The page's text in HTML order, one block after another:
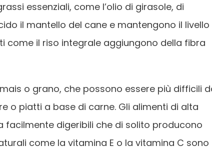
essenziali, come l’olio di girasole, di
il mantello del cane e mantengono il livello
come il riso integrale aggiungono della fibra
o grano, che possono essere più difficili
o piatti a base di carne. Gli alimenti di alta
digeribili che di solito producono
come la vitamina E o la vitamina C sono